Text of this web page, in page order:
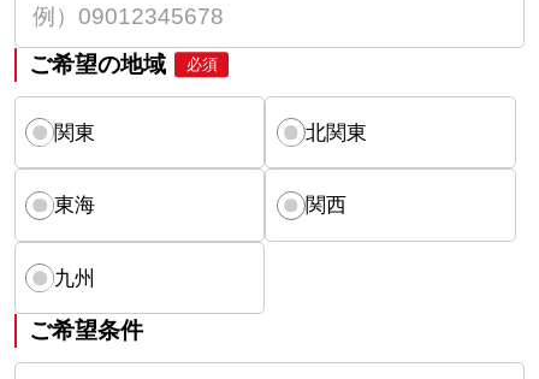
ご希望の地域 必須
関東 北関東
東海 関西
九州
ご希望条件